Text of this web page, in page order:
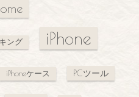
ング
iPhone
iPhoneケース PCツール